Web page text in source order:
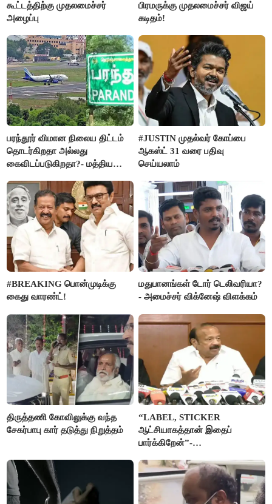
கூட்டத்திற்கு முதலமைச்சர்
அழைப்பு
பிரமருக்கு முதலமைச்சர் விஜய்
கடிதம்!
பரந்தூர் விமான நிலைய திட்டம்
தொடர்கிறதா அல்லது
கைவிடப்படுகிறதா?- மத்திய
#JUSTIN முதல்வர் கோப்பை
ஆகஸ்ட் 31 வரை பதிவு
செய்யலாம்
#BREAKING பொன்முடிக்கு
கைது வாரண்ட்!
மதுபானங்கள் டோர் டெலிவரியா?
- அமைச்சர் விக்னேஷ் விளக்கம்
திருத்தணி கோவிலுக்கு வந்த
சேகர்பாபு கார் தடுத்து நிறுத்தம்
“LABEL, STICKER
ஆட்சியாகத்தான் இதைப்
பார்க்கிறேன்”-